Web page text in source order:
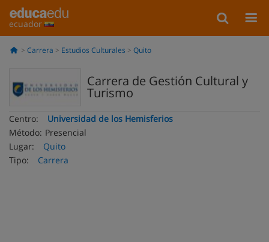
ecuador
Carrera Estudios Culturales Quito
Carrera de Gestión Cultural y
Turismo
Centro:
Universidad de los Hemisferios
Método: Presencial
Lugar:
Quito
Tipo:
Carrera